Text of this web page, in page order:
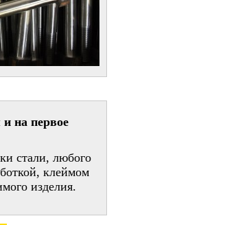
на первое
стали, любого
клеймом
изделия.